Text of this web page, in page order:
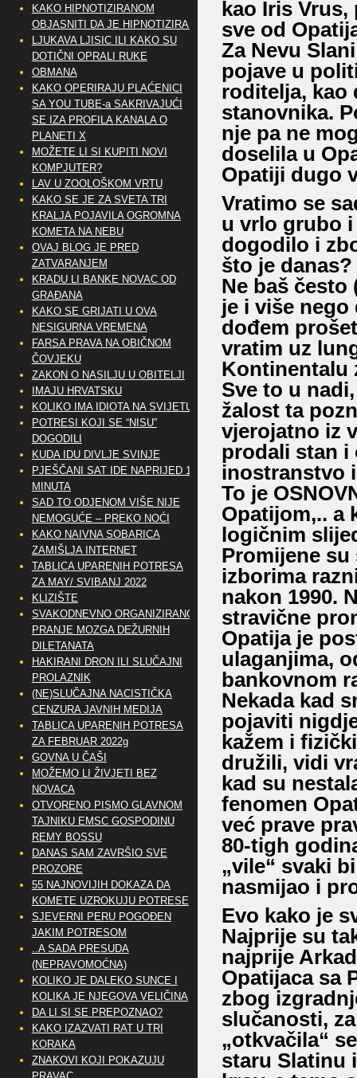
kao Iris
sve od
Za Nevu
pojave u
roditelja, kao
stanovnika.
nje pa ne
doselila u
Opatiji dugo
Vratimo se
u vrlo grubo i
dogodilo i
što je danas?
Ne baš
je i više nego
dođem
vratim uz
Kontinentalu
Sve to u
žalost ta
vjerojatno iz
prodali stan i
inostranstvo
To je
Opatijom,.. a
logičnim
Promijene
izborima
nakon 1990.
stravične
Opatija je
ulaganjima,
bankovnom
Nekada kad
pojaviti
kažem i
družili, vidi
kad su
fenomen
već prave
80-tigh
„vile“ svaki
nasmijao i
Evo kako je
Najprije su
najprije
Opatijaca sa
zbog
slučanosti,
„otkvačila“
staru Slatinu
KAKO HIPNOTIZIRANOM
OBJASNITI DA JE HIPNOTIZIRAN
LJUKAVA LJISIC ILI KAKO SU
DOTIČNI OPRALI RUKE
OBMANA
KAKO OPERIRAJU PLAĆENICI
SA YOU TUBE-a SAKRIVAJUĆI
SE IZA PROFILA KANALA O
PLANETI X
MOŽETE LI SI KUPITI NOVI
KOMPJUTER?
LAV U ZOOLOŠKOM VRTU
KAKO SE JE ZA SVETA TRI
KRALJA POJAVILA OGROMNA
KOMETA NA NEBU
OVAJ BLOG JE PRED
ZATVARANJEM
KRADU LI BANKE NOVAC OD
GRAĐANA
KAKO SE GRIJATI U OVA
NESIGURNA VREMENA
FARSA PRAVA NA OBIČNOM
ČOVJEKU
ZAKON O NASILJU U OBITELJI
IMAJU HRVATSKU
KOLIKO IMA IDIOTA NA SVIJETU?
POTRESI KOJI SE “NISU”
DOGODILI
KUDA IDU DIVLJE SVINJE
PJEŠČANI SAT IDE NAPRIJED 10
MINUTA
SAD TO ODJENOM VIŠE NIJE
NEMOGUĆE – PREKO NOĆI
KAKO NAIVNA SOBARICA
ZAMIŠLJA INTERNET
TABLICA UPARENIH POTRESA
ZA MAY/ SVIBANJ 2022
KLIZIŠTE
SVAKODNEVNO ORGANIZIRANO
PRANJE MOZGA DEŽURNIH
DILETANATA
HAKIRANI DRON ILI SLUČAJNI
PROLAZNIK
(NE)SLUČAJNA NACISTIČKA
CENZURA JAVNIH MEDIJA
TABLICA UPARENIH POTRESA
ZA FEBRUAR 2022g
GOVNA U ČAŠI
MOŽEMO LI ŽIVJETI BEZ
NOVACA
OTVORENO PISMO GLAVNOM
TAJNIKU EMSC GOSPODINU
REMY BOSSU
DANAS SAM ZAVRŠIO SVE
PROZORE
55 NAJNOVIJIH DOKAZA DA
KOMETE UZROKUJU POTRESE
SJEVERNI PERU POGOĐEN
JAKIM POTRESOM
..A SADA PRESUDA
(NEPRAVOMOĆNA)
KOLIKO JE DALEKO SUNCE I
KOLIKA JE NJEGOVA VELIČINA
DA LI SI SE PREPOZNAO?
KAKO IZAZVATI RAT U TRI
KORAKA
ZNAKOVI KOJI POKAZUJU